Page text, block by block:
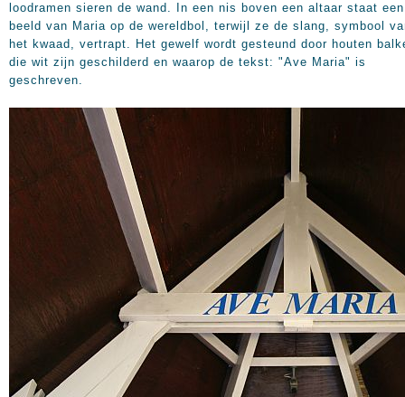
loodramen sieren de wand. In een nis boven een altaar staat een
beeld van Maria op de wereldbol, terwijl ze de slang, symbool
het kwaad, vertrapt. Het gewelf wordt gesteund door houten
die wit zijn geschilderd en waarop de tekst: "Ave Maria" is
geschreven.